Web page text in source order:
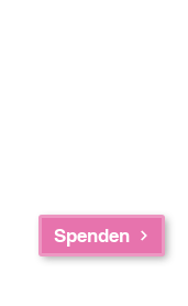
Spenden